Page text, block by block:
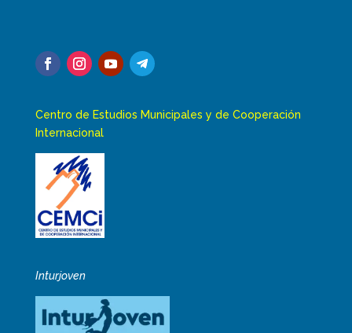
Centro de Estudios Municipales y de Cooperación
Internacional
Inturjoven